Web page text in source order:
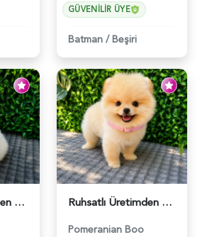
GÜVENILIR ÜYE
Batman / Beşiri
Ruhsatlı Üretimden Beyaz Pomeranian Boo Yavrumuz | Safkan - 5948 Ruhsatlı Üretimden Pomeranian Boo Yavrumuz | Safkan - 5946
Pomeranian Boo